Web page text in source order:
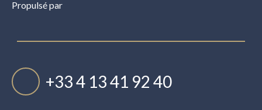
Propulsé par
+33 4 13 41 92 40